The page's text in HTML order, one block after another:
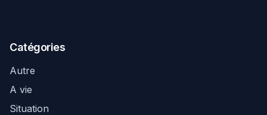
Catégories
Autre
A vie
Situation